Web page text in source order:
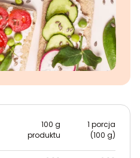
100 g
produktu
1 porcja
(100 g)